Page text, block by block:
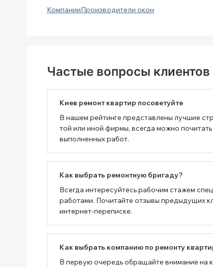
КомпанииПроизводители окон
Частые вопросы клиентов
Киев ремонт квартир посоветуйте
В нашем рейтинге представлены лучшие
той или иной фирмы, всегда можно
выполненных работ.
Как выбрать ремонтную бригаду?
Всегда интересуйтесь рабочим стажем
работами. Почитайте отзывы предыдущих
интернет-переписке.
Как выбрать компанию по ремонту
В первую очередь обращайте внимание на